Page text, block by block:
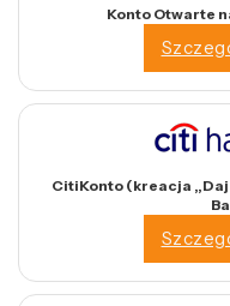
Konto Otwarte
CitiKonto (kreacja